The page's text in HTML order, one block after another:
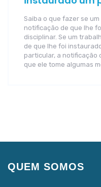
Saiba o que fazer se
notificação de que lhe
disciplinar. Se um
de que lhe foi
particular, a notificação
que ele tome algumas
QUEM SOMOS